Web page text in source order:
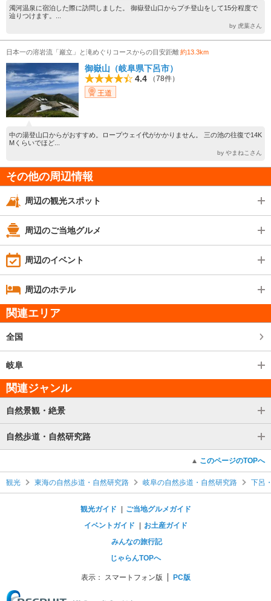
濁河温泉に宿泊した際に訪問しました。 御嶽登山口からプチ登山をして15分程度で
辿りつけます。...
by 虎葉さん
日本一の溶岩流「巖立」と滝めぐりコースからの目安距離約13.3km
御嶽山（岐阜県下呂市）
4.4
（78件）
王道
中の湯登山口からがおすすめ。ロープウェイ代がかかりません。 三の池の往復で14K
Mくらいでほど...
by やまねこさん
その他の周辺情報
周辺の観光スポット
周辺のご当地グルメ
周辺のイベント
周辺のホテル
関連エリア
全国
岐阜
関連ジャンル
自然景観・絶景
自然歩道・自然研究路
このページのTOPへ
観光 東海の自然歩道・自然研究路 岐阜の自然歩道・自然研究路 下呂
観光ガイド
ご当地グルメガイド
イベントガイド
お土産ガイド
みんなの旅行記
じゃらんTOPへ
表示： スマートフォン版 PC版